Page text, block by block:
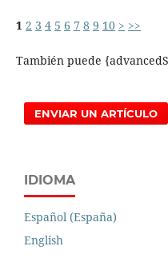
1 2 3 4 5 6 7 8 9 10 > >>
También puede
ENVIAR UN ARTÍCULO
IDIOMA
Español (España)
English